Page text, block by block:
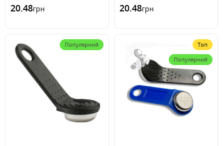
20.48грн 20.48грн
Популярний
Топ
Популярний